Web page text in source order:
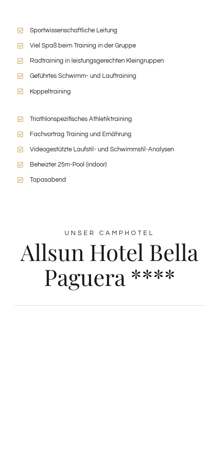
Sportwissenschaftliche Leitung
Viel Spaß beim Training in der Gruppe
Radtraining in leistungsgerechten Kleingruppen
Geführtes Schwimm- und Lauftraining
Koppeltraining
Triathlonspezifisches Athletiktraining
Fachvortrag Training und Ernährung
Videogestützte Laufstil- und Schwimmstil-Analysen
Beheizter 25m-Pool (indoor)
Tapasabend
UNSER CAMPHOTEL
Allsun Hotel Bella
Paguera ****